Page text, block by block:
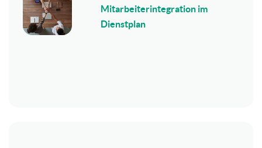
Mitarbeiterintegration im
Dienstplan